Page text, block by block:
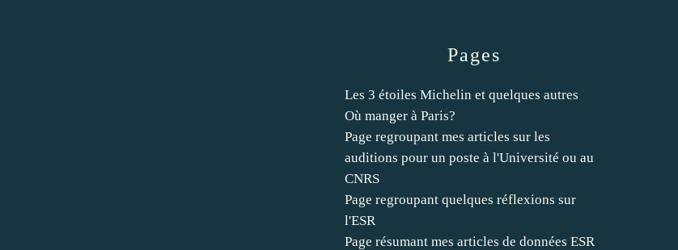
Pages
Les 3 étoiles Michelin et quelques autres
Où manger à Paris?
Page regroupant mes articles sur les
auditions pour un poste à l'Université ou au
CNRS
Page regroupant quelques réflexions sur
l'ESR
Page résumant mes articles de données ESR